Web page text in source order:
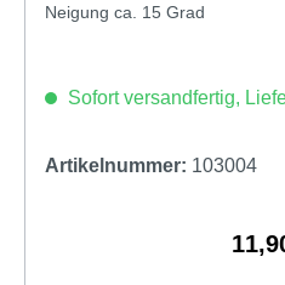
Neigung ca. 15 Grad
Sofort versandfertig,
Artikelnummer: 103004